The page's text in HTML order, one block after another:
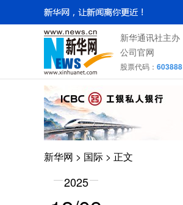
新华通讯社主办
公司官网
股票代码： 603888
新华网 > 国际 > 正文
2025